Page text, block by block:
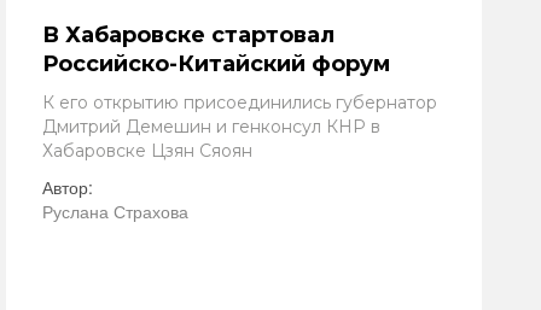
В Хабаровске стартовал
Российско-Китайский форум
К его открытию присоединились губернатор
Дмитрий Демешин и генконсул КНР в
Хабаровске Цзян Сяоян
Автор:
Руслана Страхова